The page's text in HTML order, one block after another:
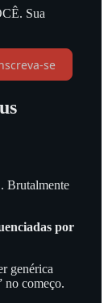
Sua
se
Brutalmente
por
genérica
no começo.